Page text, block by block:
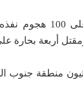
أربعة بحارة
منطقة جنوب